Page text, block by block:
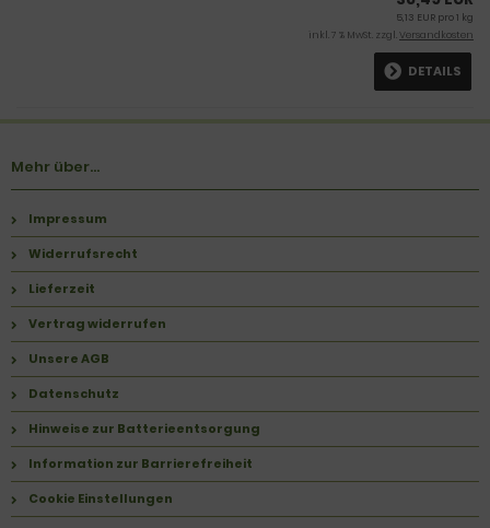
5,13 EUR pro 1 kg
inkl. 7 % MwSt. zzgl.Versandkosten
DETAILS
Mehr über...
Impressum
Widerrufsrecht
Lieferzeit
Vertrag widerrufen
Unsere AGB
Datenschutz
Hinweise zur Batterieentsorgung
Information zur Barrierefreiheit
Cookie Einstellungen